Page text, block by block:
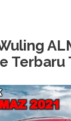
Terbaru